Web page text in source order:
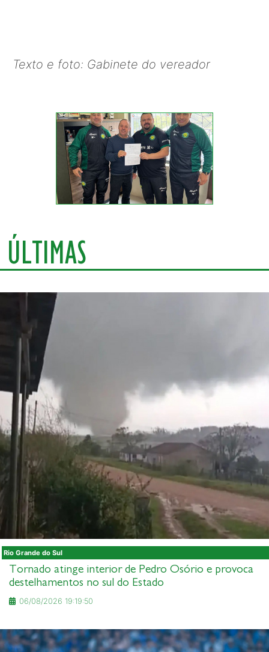
Texto e foto: Gabinete do vereador
ÚLTIMAS
Rio Grande do Sul
Tornado atinge interior de Pedro Osório e provoca
destelhamentos no sul do Estado
06/08/2026 19:19:50